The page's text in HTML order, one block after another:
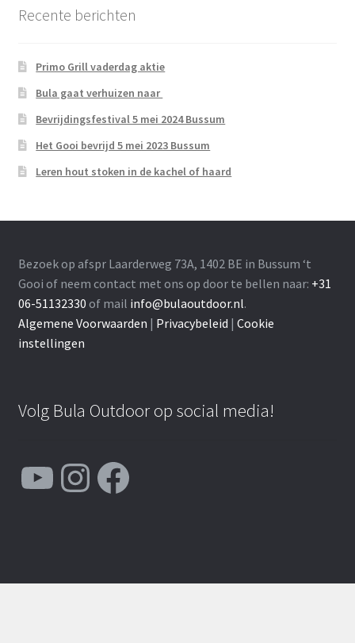
Recente berichten
Primo Grill vaderdag aktie
Bula gaat verhuizen naar
Bevrijdingsfestival 5 mei 2024 Bussum
Het Gooi bevrijd 5 mei 2023 Bussum
Leren hout stoken in de kachel of haard
Bezoek op afspr Laarderweg 73A, 1402 BE in Bussum ‘t
Gooi of neem contact met ons op door te bellen naar: +31
06-51132330 of mail info@bulaoutdoor.nl.
Algemene Voorwaarden | Privacybeleid | Cookie
instellingen
Volg Bula Outdoor op social media!
YouTube Instagram Facebook